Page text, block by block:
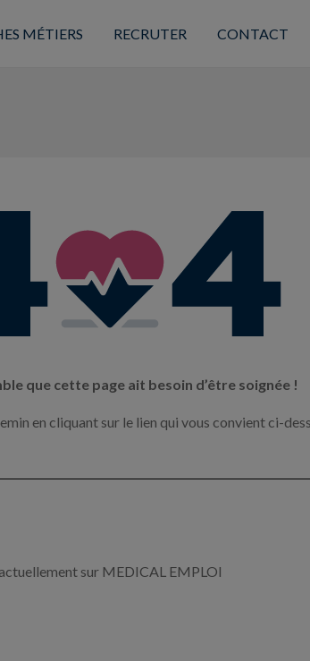
MÉTIERS RECRUTER CONTACT
que cette page ait besoin d’être soignée !
en cliquant sur le lien qui vous convient ci-
sur MEDICAL EMPLOI